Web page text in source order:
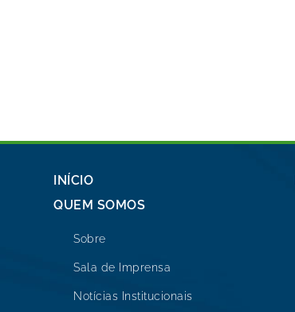
INÍCIO
QUEM SOMOS
Sobre
Sala de Imprensa
Notícias Institucionais